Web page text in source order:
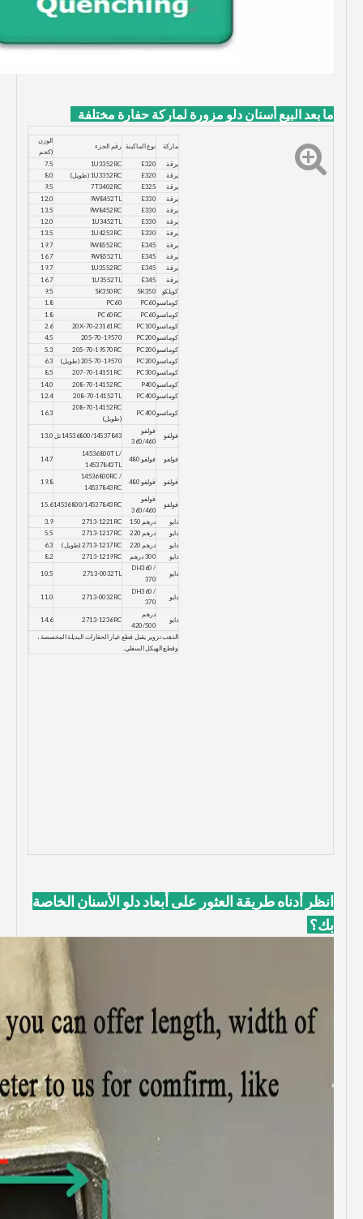
ما بعد البيع أسنان دلو مزورة لماركة حفارة مختلفة
ماركة نوع الماكينة رقم الجزء
الوزن
(كجم
يرقة
E320
1U3352RC
7.5
يرقة E320 1U3352RC (طويل)
8.0
يرقة
E325
7T3402RC
9.5
يرقة
E330
9W8452TL
12.0
يرقة E330
9W8452RC
13.5
يرقة
E330
1U3452TL
12.0
يرقة
E330
1U4253RC
13.5
يرقة
E345
9W8552RC
19.7
يرقة E345
9W8552TL
16.7
يرقة
E345
1U3552RC
19.7
يرقة
E345
1U3552TL
16.7
كوبلكو SK350
SK350RC
9.5
كوماتسوPC60
PC60
1.8
كوماتسوPC60
PC60RC
1.8
كوماتسوPC100
20X-70-23161RC
2.6
كوماتسوPC200
205-70-19570
4.5
كوماتسوPC200
205-70-19570RC
5.3
كوماتسوPC200 205-70-19570 (طويل) 6.3
كوماتسوPC300
207-70-14151RC
8.5
كوماتسوP400
208-70-14152RC
14.0
كوماتسوPC400
208-70-14152TL
12.4
كوماتسوPC400
208-70-14152RC
(طويل)
16.3
فولفو
فولفو
360/460
14536800/14537843 تل 13.0
فولفو فولفو 480
14536800TL /
14537843TL
14.7
فولفو فولفو 480
14536800RC /
14537843RC
19.8
فولفو
فولفو
360/460
14536800/14537843RC
15.6
دايو درهم 150 2713-1221RC
3.9
دايو درهم 220 2713-1217RC
5.5
دايو
درهم 220 2713-1217RC (طويل)
6.3
دايو
300 درهم 2713-1219RC
8.2
دايو
DH360 /
370
2713-0032TL
10.5
دايو
DH360 /
370
2713-0032RC
11.0
دايو
درهم
420/500
2713-1236RC
14.6
الذهب تزوير يقبل قطع غيار الحفارات البديلة المخصصة ،
وقطع الهيكل السفلي.
انظر أدناه طريقة العثور على أبعاد دلو الأسنان الخاصة
بك؟